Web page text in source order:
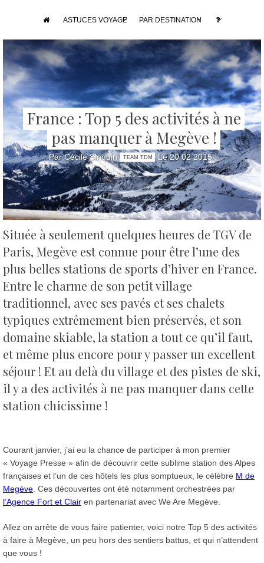
ASTUCES VOYAGE PAR DESTINATION
France : Top 5 des activités à ne
pas manquer à Megève !
Par Cécile Sinquin TEAM TDM Le 20 02 2015
Située à seulement quelques heures de TGV de
Paris, Megève est connue pour être l’une des
plus belles stations de sports d’hiver en France.
Entre le charme de son petit village
traditionnel, avec ses pavés et ses chalets
typiques extrêmement bien préservés, et son
domaine skiable, la station a tout ce qu’il faut,
et même plus encore pour y passer un excellent
séjour ! Et au delà du village et des pistes de ski,
il y a des activités à ne pas manquer dans cette
station chicissime !
Courant janvier, j’ai eu la chance de participer à mon premier
« Voyage Presse » afin de découvrir cette sublime station des Alpes
françaises et l’un de ces hôtels les plus somptueux, le célèbre M de
Megève. Ces découvertes ont été notamment orchestrées par
l’Agence Fort et Clair en partenariat avec We Are Megève.
Allez on arrête de vous faire patienter, voici notre Top 5 des activités
à faire à Megève, un peu hors des sentiers battus, et qui n’attendent
que vous !